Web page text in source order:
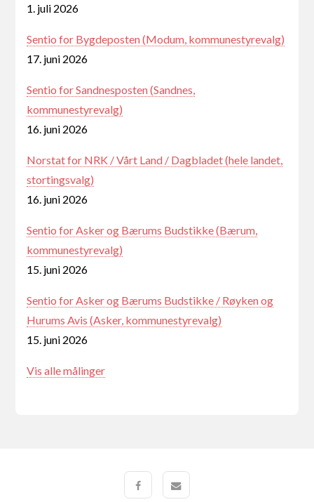
1. juli 2026
Sentio for Bygdeposten (Modum, kommunestyrevalg)
17. juni 2026
Sentio for Sandnesposten (Sandnes,
kommunestyrevalg)
16. juni 2026
Norstat for NRK / Vårt Land / Dagbladet (hele landet,
stortingsvalg)
16. juni 2026
Sentio for Asker og Bærums Budstikke (Bærum,
kommunestyrevalg)
15. juni 2026
Sentio for Asker og Bærums Budstikke / Røyken og
Hurums Avis (Asker, kommunestyrevalg)
15. juni 2026
Vis alle målinger